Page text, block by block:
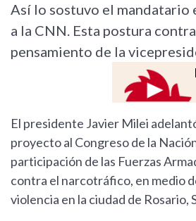
Así lo sostuvo el mandatario
a la CNN. Esta postura
pensamiento de la
El presidente Javier Milei
proyecto al Congreso de la
participación de las Fuerzas
contra el narcotráfico, en medio
violencia en la ciudad de Rosario,